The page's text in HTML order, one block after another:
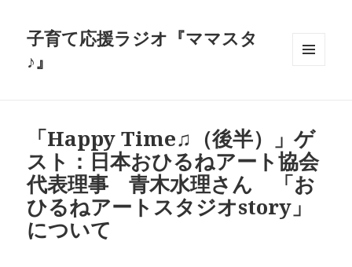
子育て応援ラジオ『ママスタ
♪』
「Happy Time♫（後半）」ゲ
スト：日本おひるねアート協会
代表理事 青木水理さん 「お
ひるねアートスタジオstory」
について